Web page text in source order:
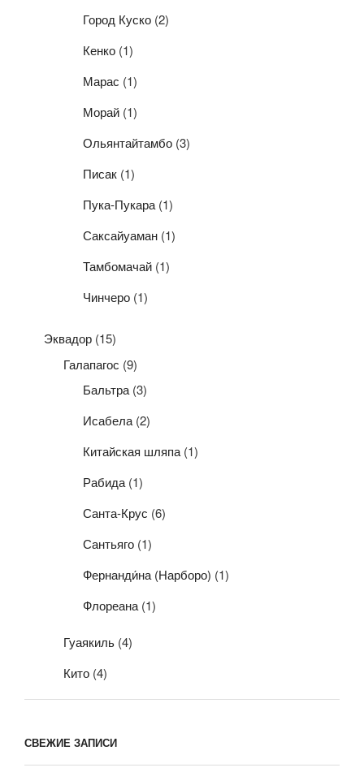
Город Куско (2)
Кенко (1)
Марас (1)
Морай (1)
Ольянтайтамбо (3)
Писак (1)
Пука-Пукара(1)
Саксайуаман (1)
Тамбомачай (1)
Чинчеро (1)
Эквадор (15)
Галапагос (9)
Бальтра(3)
Исабела(2)
Китайская шляпа(1)
Рабида(1)
Санта-Крус (6)
Сантьяго (1)
Фернанди́на (Нарборо) (1)
Флореана(1)
Гуаякиль (4)
Кито (4)
СВЕЖИЕ ЗАПИСИ